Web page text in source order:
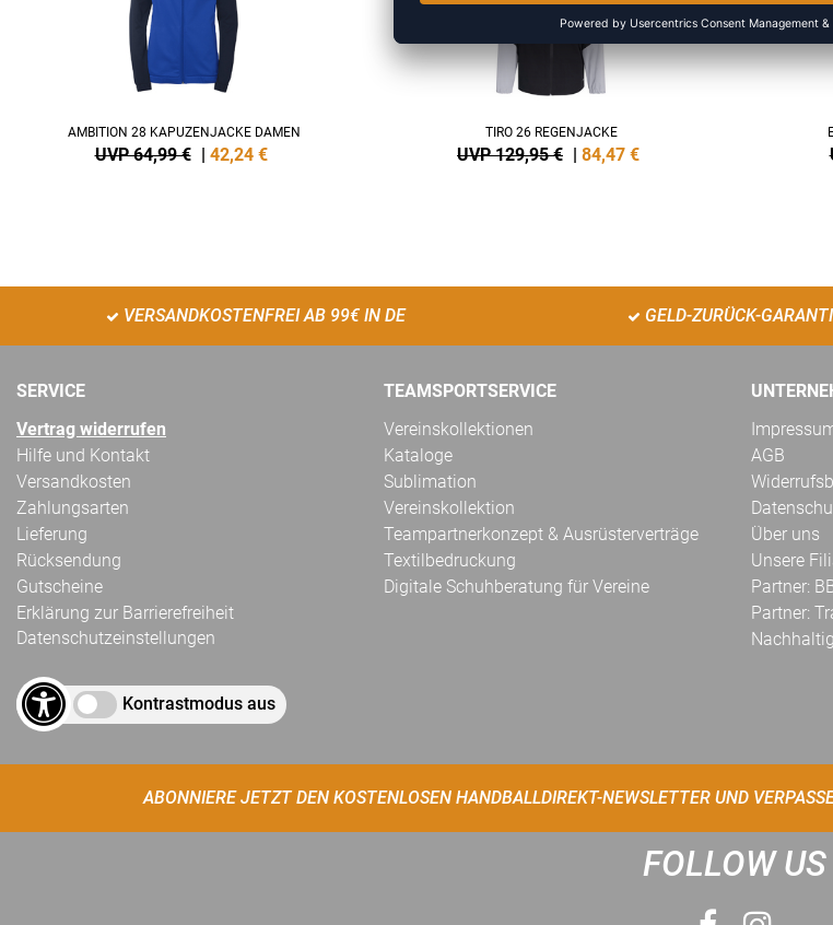
AMBITION 28 KAPUZENJACKE DAMEN
UVP 64,99 € | 42,24 €
TIRO 26 REGENJACKE
UVP 129,95 € | 84,47 €
VERSANDKOSTENFREI AB 99€ IN DE GELD-ZURÜCK-
SERVICE
Vertrag widerrufen
Hilfe und Kontakt
Versandkosten
Zahlungsarten
Lieferung
Rücksendung
Gutscheine
Erklärung zur Barrierefreiheit
Datenschutzeinstellungen
Kontrastmodus aus
TEAMSPORTSERVICE
Vereinskollektionen
Kataloge
Sublimation
Vereinskollektion
Teampartnerkonzept & Ausrüsterverträge
Textilbedruckung
Digitale Schuhberatung für Vereine
AGB
Über uns
Unsere
Partner:
Partner:
ABONNIERE JETZT DEN KOSTENLOSEN HANDBALLDIREKT-NEWSLETTER UND
FOLLOW US